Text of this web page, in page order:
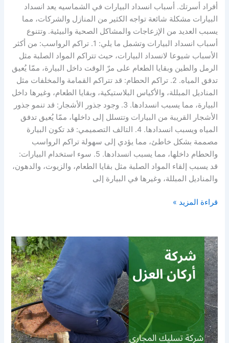
أفراد أسرتك. أسباب انسداد البيارات في الشماسيه يعد انسداد
البيارات مشكلة شائعة تواجه الكثير من المنازل والشركات، مما
يسبب العديد من الإزعاجات والمشاكل الصحية والبيئية. وتتنوع
أسباب انسداد البيارات وتشمل ما يلي: 1. تراكم الرواسب: من أكثر
الأسباب شيوعا لانسداد البيارات، حيث تتراكم المواد الصلبة مثل
الرمل والطين وبقايا الطعام على مرّ الوقت داخل البيارة، ممّا يُعيق
تدفق المياه. 2. تراكم الحطام: قد تتراكم القمامة والمخلفات مثل
المناديل المبللة، والأكياس البلاستيكية، وبقايا الطعام، وغيرها داخل
البيارة، مما يسبب انسدادها. 3. وجود جذور الأشجار: قد تنمو جذور
الأشجار القريبة من البيارات وتتسلل إلى داخلها، ممّا يُعيق تدفق
المياه ويسبب انسدادها. 4. التالف التصميمي: قد تكون البيارة
مصممة بشكل خاطئ، مما يؤدي إلى سهولة تراكم الرواسب
والحطام داخلها، مما يسبب انسدادها. 5. سوء استخدام البيارات:
قد يسبب إلقاء المواد الصلبة مثل بقايا الطعام، والزيوت، والدهون،
والمناديل المبللة، وغيرها في البيارة إلى
قراءة المزيد »
تسليك
مجاري
بعيون
الجواء